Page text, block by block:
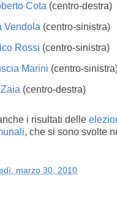
Cota (centro-destra)
Vendola (centro-sinistra)
Rossi (centro-sinistra)
Marini (centro-
(centro-destra)
i risultati delle
, che si sono svolte
marzo 30, 2010